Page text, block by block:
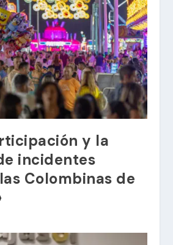
y la
incidentes
Colombinas de